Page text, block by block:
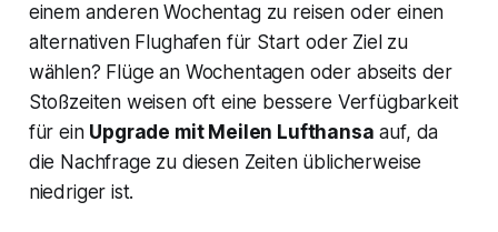
einem anderen Wochentag zu reisen oder einen
alternativen Flughafen für Start oder Ziel zu
wählen? Flüge an Wochentagen oder abseits der
Stoßzeiten weisen oft eine bessere Verfügbarkeit
für ein Upgrade mit Meilen Lufthansa auf, da
die Nachfrage zu diesen Zeiten üblicherweise
niedriger ist.